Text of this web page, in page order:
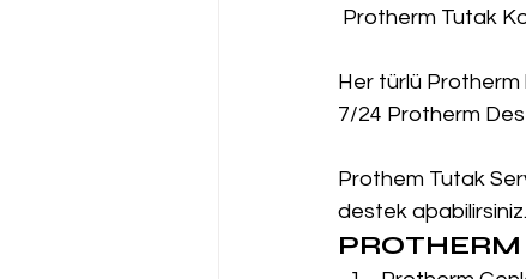
Protherm Tutak
Her türlü Protherm
7/24 Protherm
Prothem Tutak
destek aþabilirsiniz.
PROTHERM